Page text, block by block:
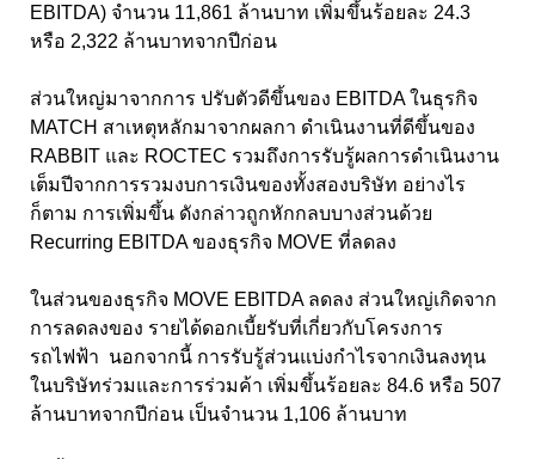
EBITDA) จำนวน 11,861 ล้านบาท เพิ่มขึ้นร้อยละ 24.3
หรือ 2,322 ล้านบาทจากปีก่อน
ส่วนใหญ่มาจากการ ปรับตัวดีขึ้นของ EBITDA ในธุรกิจ
MATCH สาเหตุหลักมาจากผลกา ดำเนินงานที่ดีขึ้นของ
RABBIT และ ROCTEC รวมถึงการรับรู้ผลการดำเนินงาน
เต็มปีจากการรวมงบการเงินของทั้งสองบริษัท อย่างไร
ก็ตาม การเพิ่มขึ้น ดังกล่าวถูกหักกลบบางส่วนด้วย
Recurring EBITDA ของธุรกิจ MOVE ที่ลดลง
ในส่วนของธุรกิจ MOVE EBITDA ลดลง ส่วนใหญ่เกิดจาก
การลดลงของ รายได้ดอกเบี้ยรับที่เกี่ยวกับโครงการ
รถไฟฟ้า นอกจากนี้ การรับรู้ส่วนแบ่งกำไรจากเงินลงทุน
ในบริษัทร่วมและการร่วมค้า เพิ่มขึ้นร้อยละ 84.6 หรือ 507
ล้านบาทจากปีก่อน เป็นจำนวน 1,106 ล้านบาท